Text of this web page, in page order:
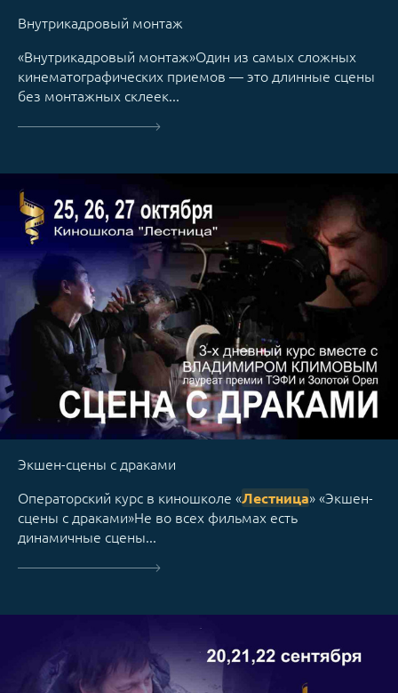
Внутрикадровый монтаж
«Внутрикадровый монтаж»Один из самых сложных
кинематографических приемов — это длинные сцены
без монтажных склеек...
Экшен-сцены с драками
Операторский курс в киношколе «Лестница» «Экшен-
сцены с драками»Не во всех фильмах есть
динамичные сцены...